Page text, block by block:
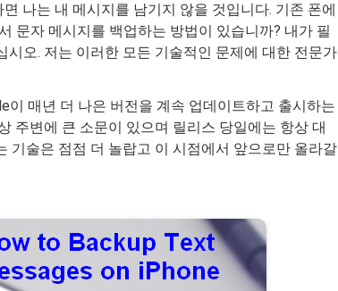
나는 내 메시지를 남기지 않을 것입니다. 기존 폰에
문자 메시지를 백업하는 방법이 있습니까? 내가 필
오. 저는 이러한 모든 기술적인 문제에 대한 전문가
이 매년 더 나은 버전을 계속 업데이트하고 출시하는
주변에 큰 소문이 있으며 릴리스 당일에는 항상 대
기술은 점점 더 놀랍고 이 시점에서 앞으로만 올라갈